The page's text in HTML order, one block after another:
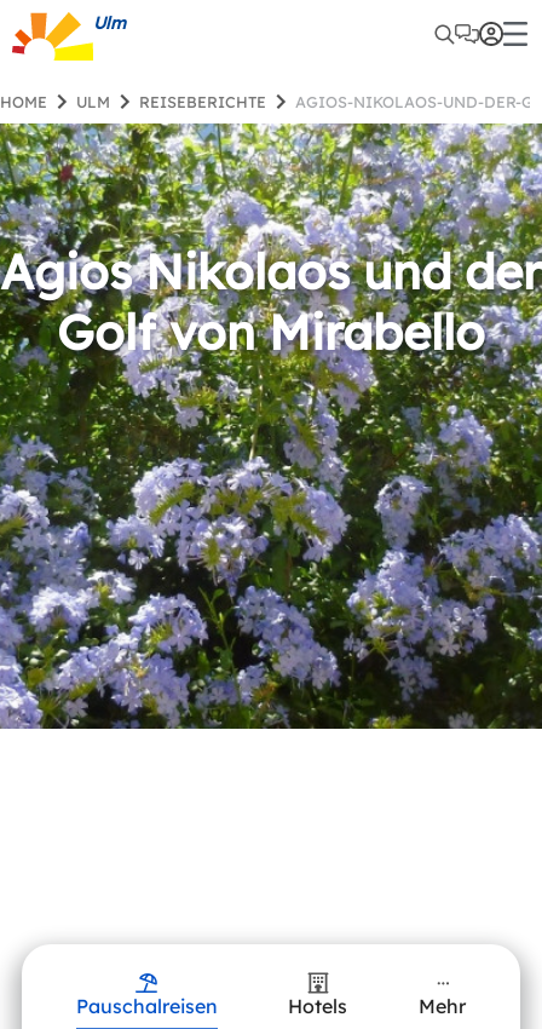
Ulm
HOME ULM REISEBERICHTE AGIOS-NIKOLAOS-UND-DER-
Agios Nikolaos und der
Golf von Mirabello
Pauschalreisen Hotels Mehr